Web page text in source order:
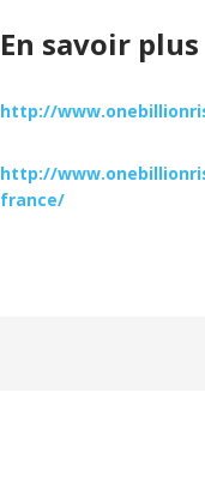
En savoir plus
http://
http://
france/